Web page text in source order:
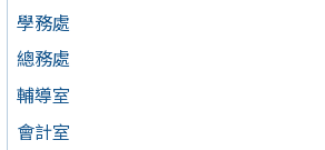
學務處
總務處
輔導室
會計室